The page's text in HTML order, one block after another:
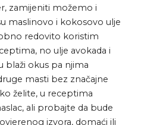
zamijeniti možemo i
maslinovo i kokosovo ulje
redovito koristim
no ulje avokada i
blaži okus pa njima
masti bez značajne
želite, u receptima
ali probajte da bude
izvora, domaći ili